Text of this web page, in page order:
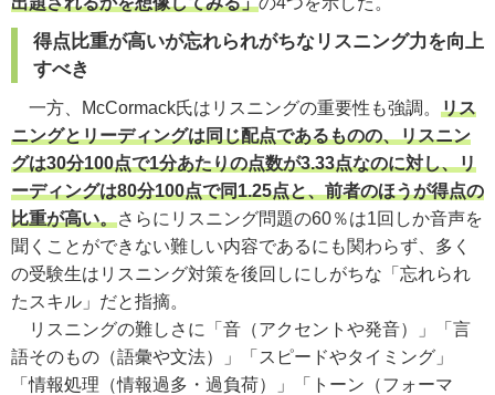
得点比重が高いが忘れられがちなリスニング力を向上
すべき
一方、McCormack氏はリスニングの重要性も強調。 リス
ニングとリーディングは同じ配点であるものの、リスニン
グは30分100点で1分あたりの点数が3.33点なのに対し、リ
ーディングは80分100点で同1.25点と、前者のほうが得点の
比重が高い。さらにリスニング問題の60％は1回しか音声を
聞くことができない難しい内容であるにも関わらず、多く
の受験生はリスニング対策を後回しにしがちな「忘れられ
たスキル」だと指摘。
リスニングの難しさに「音（アクセントや発音）」「言
語そのもの（語彙や文法）」「スピードやタイミング」
「情報処理（情報過多・過負荷）」「トーン（フォーマ